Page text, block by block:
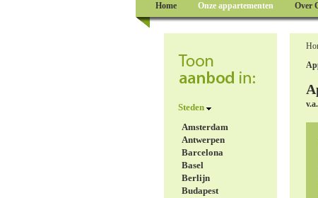
Steden
Amsterdam
Antwerpen
Barcelona
Basel
Berlijn
Budapest
Home Onze appartementen Over